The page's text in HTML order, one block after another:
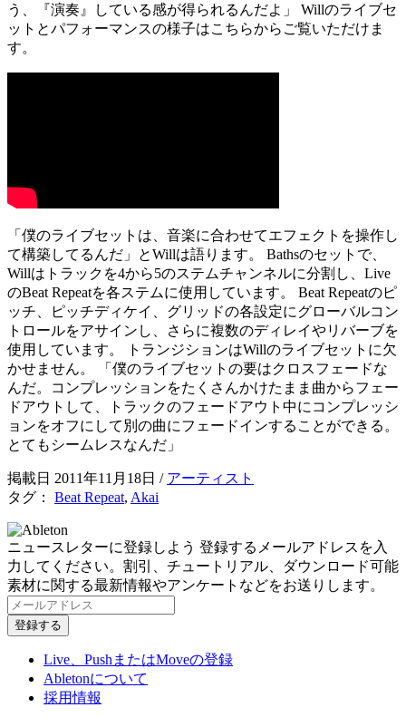
う、『演奏』している感が得られるんだよ」 Willのライブセ
ットとパフォーマンスの様子はこちらからご覧いただけま
す。
「僕のライブセットは、音楽に合わせてエフェクトを操作し
て構築してるんだ」とWillは語ります。 Bathsのセットで、
Willはトラックを4から5のステムチャンネルに分割し、Live
のBeat Repeatを各ステムに使用しています。 Beat Repeatのピ
ッチ、ピッチディケイ、グリッドの各設定にグローバルコン
トロールをアサインし、さらに複数のディレイやリバーブを
使用しています。 トランジションはWillのライブセットに欠
かせません。 「僕のライブセットの要はクロスフェードな
んだ。コンプレッションをたくさんかけたまま曲からフェー
ドアウトして、トラックのフェードアウト中にコンプレッシ
ョンをオフにして別の曲にフェードインすることができる。
とてもシームレスなんだ」
掲載日 2011年11月18日 / アーティスト
タグ： Beat Repeat, Akai
ニュースレターに登録しよう 登録するメールアドレスを入
力してください。割引、チュートリアル、ダウンロード可能
素材に関する最新情報やアンケートなどをお送りします。
Live、PushまたはMoveの登録
Abletonについて
採用情報